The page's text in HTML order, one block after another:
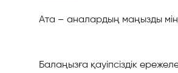
Ата – аналардың маңызды
Балаңызға қауіпсіздік